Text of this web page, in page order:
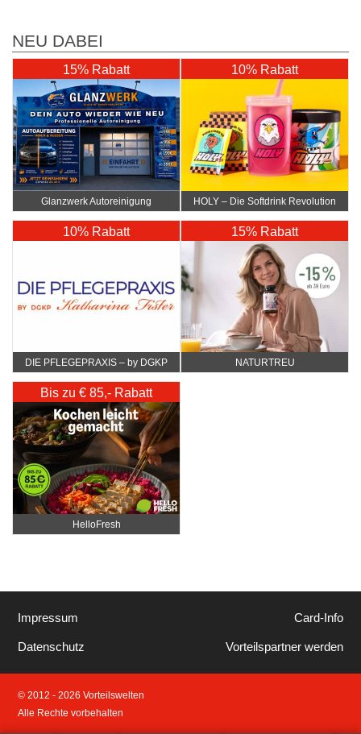
NEU DABEI
15% Rabatt
Glanzwerk Autoreinigung
10% Rabatt
HOLY – Die Softdrink Revolution
10% Rabatt
DIE PFLEGEPRAXIS – by DGKP
15% Rabatt
NATURTREU
Bis zu € 85,- Rabatt
HelloFresh
Impressum
Datenschutz
Card-Info
Vorteilspartner werden
© 2012 - 2026 Vorteilswelten
Alle Rechte vorbehalten